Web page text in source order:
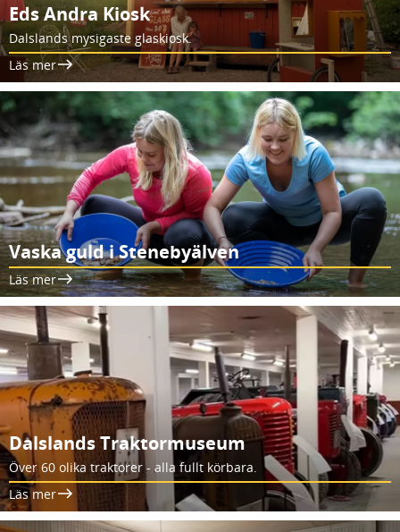
Eds Andra Kiosk
Dalslands mysigaste glaskiosk.
Läs mer
Vaska guld i Stenebyälven
Läs mer
Dalslands Traktormuseum
Över 60 olika traktorer - alla fullt körbara.
Läs mer